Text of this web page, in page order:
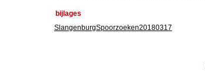
bijlages
SlangenburgSpoorzoeken20180317